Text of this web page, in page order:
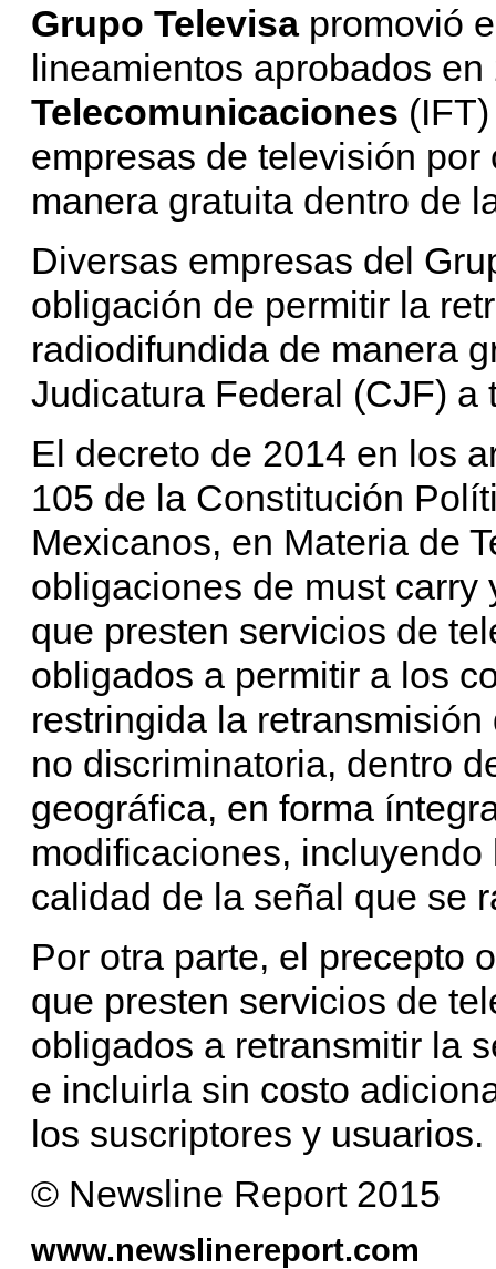
Grupo Televisapromovió
lineamientos aprobados
Telecomunicaciones
empresas de televisión
manera gratuita dentro de
Diversas empresas del
obligación de permitir la
radiodifundida de manera
Judicatura Federal (CJF) a
El decreto de 2014 en los
105 de la Constitución
Mexicanos, en Materia de
obligaciones de must carry
que presten servicios de
obligados a permitir a los
restringida la
no discriminatoria, dentro
geográfica, en forma
modificaciones,
calidad de la señal que se
Por otra parte, el precepto
que presten servicios de
obligados a retransmitir la
e incluirla sin costo
los suscriptores y usuarios.
© Newsline Report 2015
www.newslinereport.com